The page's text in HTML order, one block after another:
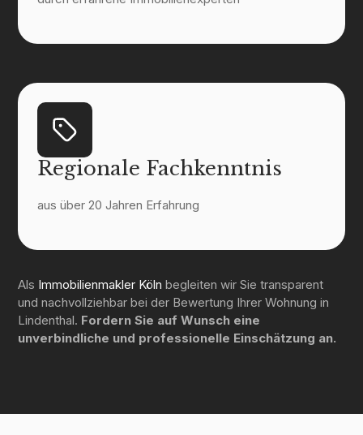
Regionale Fachkenntnis
aus über 20 Jahren Erfahrung
Als Immobilienmakler Köln begleiten wir Sie transparent
und nachvollziehbar bei der Bewertung Ihrer Wohnung in
Lindenthal. Fordern Sie auf Wunsch eine
unverbindliche und professionelle Einschätzung an.